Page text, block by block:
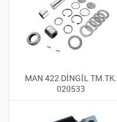
MAN 422 DİNGİL TM.TK.
020533